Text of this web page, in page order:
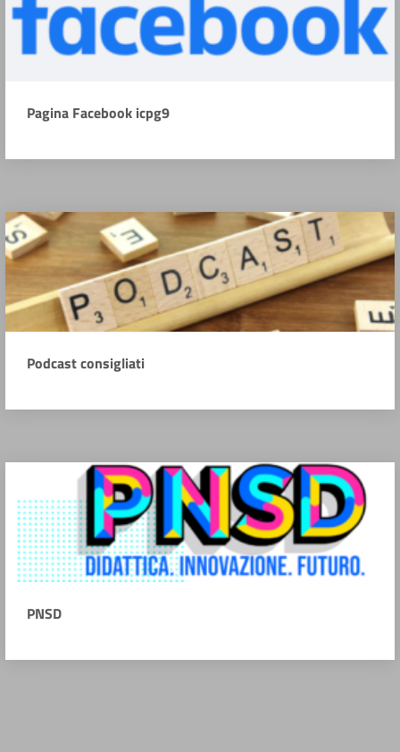
Pagina Facebook icpg9
Podcast consigliati
PNSD